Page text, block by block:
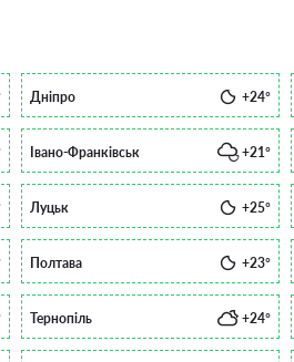
Дніпро +24°
Івано-Франківськ +21°
Луцьк +25°
Полтава +23°
Тернопіль +24°